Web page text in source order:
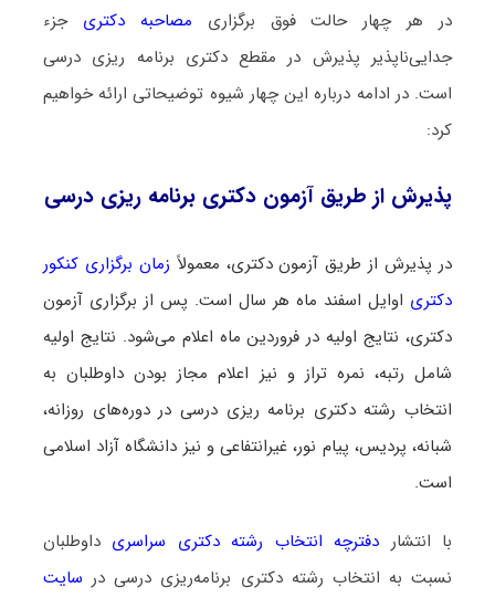
در هر چهار حالت فوق برگزاری مصاحبه دکتری جزء
جدایی‌ناپذیر پذیرش در مقطع دکتری برنامه ‌ریزی درسی
است. در ادامه درباره این چهار شیوه توضیحاتی ارائه خواهیم
کرد:
پذیرش از طریق آزمون دکتری برنامه ‌ریزی درسی
در پذیرش از طریق آزمون دکتری، معمولاً زمان برگزاری کنکور
دکتری اوایل اسفند ماه هر سال است. پس از برگزاری آزمون
دکتری، نتایج اولیه در فروردین ماه اعلام می‌شود. نتایج اولیه
شامل رتبه، نمره‌ تراز و نیز اعلام مجاز بودن داوطلبان به
انتخاب رشته دکتری برنامه ‌ریزی درسی در دوره‌های روزانه،
شبانه، پردیس، پیام نور، غیرانتفاعی و نیز دانشگاه آزاد اسلامی
است.
با انتشار دفترچه انتخاب رشته دکتری سراسری داوطلبان
نسبت به انتخاب رشته دکتری برنامه‌ریزی درسی در سایت